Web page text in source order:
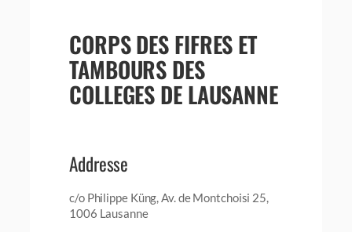
CORPS DES FIFRES ET
TAMBOURS DES
COLLEGES DE LAUSANNE
Addresse
c/o Philippe Küng, Av. de Montchoisi 25,
1006 Lausanne